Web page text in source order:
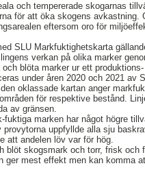
och tempererade skogarnas
för att öka skogens avkastning.
eftersom oro för
SLU Markfuktighetskarta
verkan på olika marker
blöta marker ur ett
under åren 2020 och 2021 av
oklassade kartan anger
för respektive bestånd.
av gränsen.
marken har något högre
uppfyllde alla sju
att andelen löv var för hög.
skogsmark och torr, frisk och
ger mest effekt men kan komma